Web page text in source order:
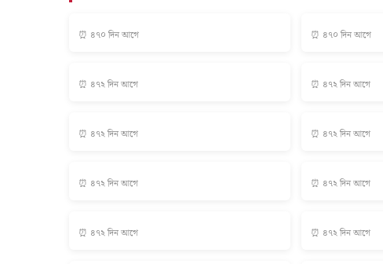
⏰ ৪৭০ দিন আগে ⏰ ৪৭০ দিন আগে
⏰ ৪৭২ দিন আগে ⏰ ৪৭২ দিন আগে
⏰ ৪৭২ দিন আগে ⏰ ৪৭২ দিন আগে
⏰ ৪৭২ দিন আগে ⏰ ৪৭২ দিন আগে
⏰ ৪৭২ দিন আগে ⏰ ৪৭২ দিন আগে